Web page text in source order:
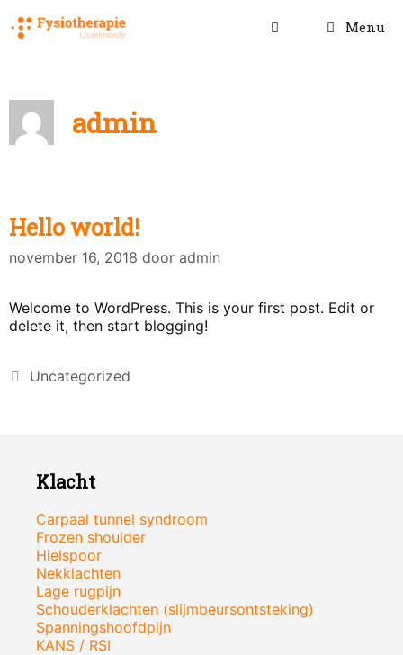
naar
Menu
admin
Hello world!
november 16, 2018 door admin
Welcome to WordPress. This is your first post. Edit or
delete it, then start blogging!
Categorieën
Uncategorized
Klacht
Carpaal tunnel syndroom
Frozen shoulder
Hielspoor
Nekklachten
Lage rugpijn
Schouderklachten (slijmbeursontsteking)
Spanningshoofdpijn
KANS / RSI